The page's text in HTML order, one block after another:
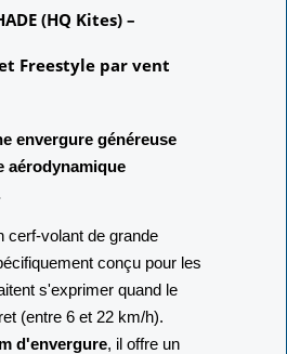
(HQ Kites) –
Freestyle par vent
envergure généreuse
aérodynamique
cerf-volant de grande
conçu pour les
s'exprimer quand le
(entre 6 et 22 km/h).
d'envergure, il offre un